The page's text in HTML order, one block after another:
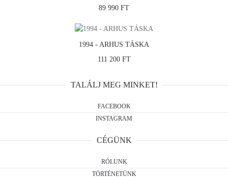
89 990 FT
1994 - ARHUS TÁSKA
111 200 FT
TALÁLJ MEG MINKET!
FACEBOOK
INSTAGRAM
CÉGÜNK
RÓLUNK
TÖRTÉNETÜNK